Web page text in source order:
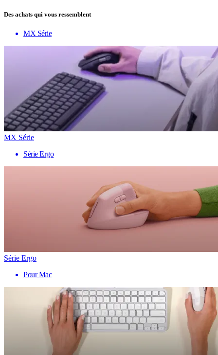
Des achats qui vous ressemblent
MX Série
MX Série
Série Ergo
Série Ergo
Pour Mac